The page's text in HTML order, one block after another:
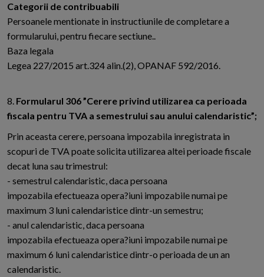
Categorii de contribuabili
Persoanele mentionate in instructiunile de completare a
formularului, pentru fiecare sectiune..
Baza legala
Legea 227/2015 art.324 alin.(2), OPANAF 592/2016.
8. Formularul 306 ”Cerere privind utilizarea ca perioada
fiscala pentru TVA a semestrului sau anului calendaristic”;
Prin aceasta cerere, persoana impozabila inregistrata in
scopuri de TVA poate solicita utilizarea altei perioade fiscale
decat luna sau trimestrul:
- semestrul calendaristic, daca persoana
impozabila efectueaza opera?iuni impozabile numai pe
maximum 3 luni calendaristice dintr-un semestru;
- anul calendaristic, daca persoana
impozabila efectueaza opera?iuni impozabile numai pe
maximum 6 luni calendaristice dintr-o perioada de un an
calendaristic.